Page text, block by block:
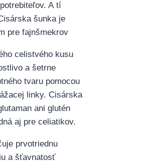
A tí
šunka je
pre fajnšmekrov
celistvého kusu
a šetrne
tvaru pomocou
linky. Cisárska
ani glutén
aj pre celiatikov.
prvotriednu
a šťavnatosť